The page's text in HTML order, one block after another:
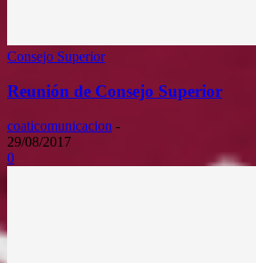
Consejo Superior
Reunión de Consejo Superior
coaticomunicacion -
29/08/2017
0